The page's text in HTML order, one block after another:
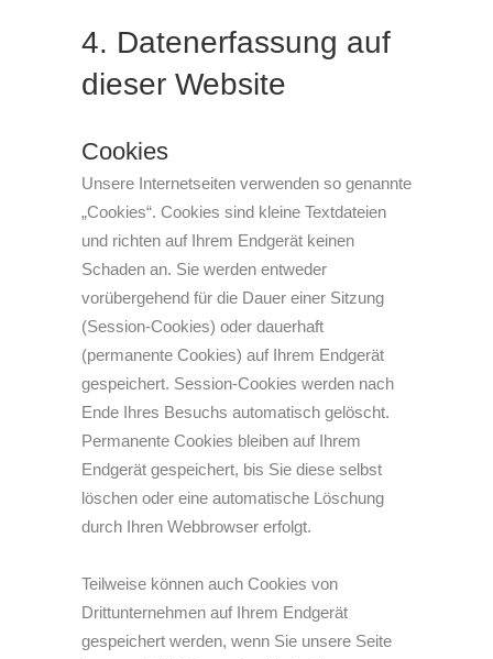
4. Datenerfassung auf
dieser Website
Cookies
Unsere Internetseiten verwenden so genannte
„Cookies“. Cookies sind kleine Textdateien
und richten auf Ihrem Endgerät keinen
Schaden an. Sie werden entweder
vorübergehend für die Dauer einer Sitzung
(Session-Cookies) oder dauerhaft
(permanente Cookies) auf Ihrem Endgerät
gespeichert. Session-Cookies werden nach
Ende Ihres Besuchs automatisch gelöscht.
Permanente Cookies bleiben auf Ihrem
Endgerät gespeichert, bis Sie diese selbst
löschen oder eine automatische Löschung
durch Ihren Webbrowser erfolgt.
Teilweise können auch Cookies von
Drittunternehmen auf Ihrem Endgerät
gespeichert werden, wenn Sie unsere Seite